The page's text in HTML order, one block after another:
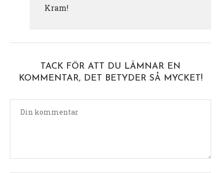
Kram!
TACK FÖR ATT DU LÄMNAR EN
KOMMENTAR, DET BETYDER SÅ MYCKET!